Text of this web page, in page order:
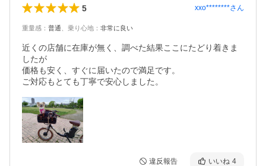
5 xxo********さん
重量感 ： 普通 乗り心地 ： 非常に良い
近くの店舗に在庫が無く、調べた結果ここにたどり着きま
したが
価格も安く、すぐに届いたので満足です。
ご対応もとても丁寧で安心しました。
違反報告 いいね 4